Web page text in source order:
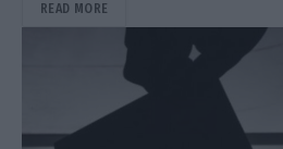
READ MORE